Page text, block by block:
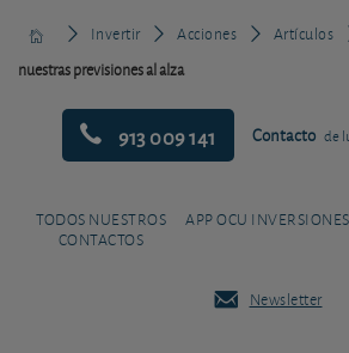
Invertir Acciones Artículos
nuestras previsiones al alza
913 009 141 Contacto de
TODOS NUESTROS
CONTACTOS
APP OCU INVERSIONES
Newsletter